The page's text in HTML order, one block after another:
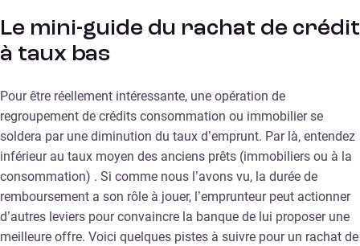
Le mini-guide du rachat de crédit
à taux bas
Pour être réellement intéressante, une opération de
regroupement de crédits consommation ou immobilier se
soldera par une diminution du taux d’emprunt. Par là, entendez
inférieur au taux moyen des anciens prêts (immobiliers ou à la
consommation) . Si comme nous l’avons vu, la durée de
remboursement a son rôle à jouer, l’emprunteur peut actionner
d’autres leviers pour convaincre la banque de lui proposer une
meilleure offre. Voici quelques pistes à suivre pour un rachat de